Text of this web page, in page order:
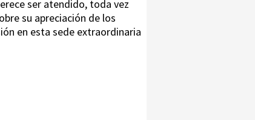
ser atendido, toda vez
su apreciación de los
en esta sede extraordinaria